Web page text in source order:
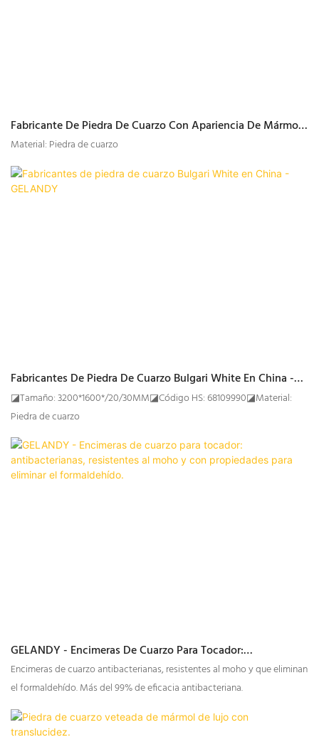
Fabricante De Piedra De Cuarzo Con Apariencia De Mármol
De Alta Calidad | GELANDY
Material: Piedra de cuarzo
Fabricantes De Piedra De Cuarzo Bulgari White En China -
GELANDY
◪Tamaño: 3200*1600*/20/30MM◪Código HS: 68109990◪Material:
Piedra de cuarzo
GELANDY - Encimeras De Cuarzo Para Tocador:
Antibacterianas, Resistentes Al Moho Y Con Propiedades
Para Eliminar El Formaldehído.
Encimeras de cuarzo antibacterianas, resistentes al moho y que eliminan
el formaldehído. Más del 99% de eficacia antibacteriana.